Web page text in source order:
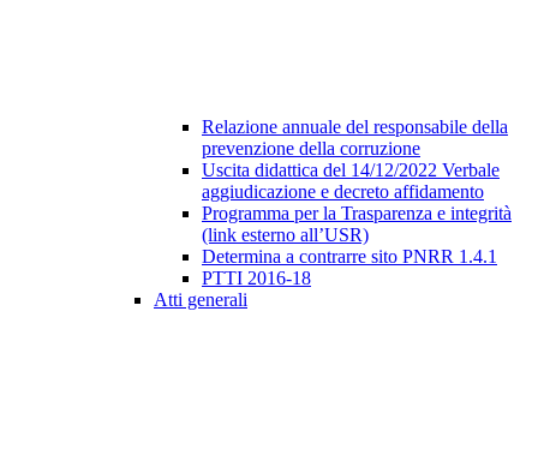
Relazione annuale del responsabile della
prevenzione della corruzione
Uscita didattica del 14/12/2022 Verbale
aggiudicazione e decreto affidamento
Programma per la Trasparenza e integrità
(link esterno all’USR)
Determina a contrarre sito PNRR 1.4.1
PTTI 2016-18
Atti generali